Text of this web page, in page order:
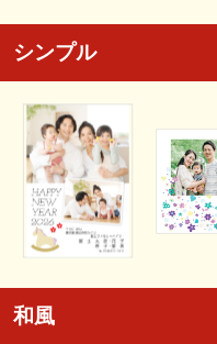
シンプル
和風